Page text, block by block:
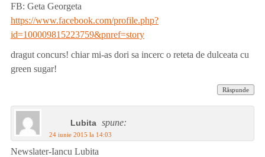
FB: Geta Georgeta
https://www.facebook.com/profile.php?
id=100009815223759&pnref=story
dragut concurs! chiar mi-as dori sa incerc o reteta de dulceata cu
green sugar!
Răspunde
Lubita spune:
24 iunie 2015 la 14:03
Newslater-Iancu Lubita